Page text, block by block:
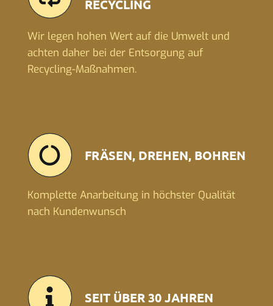
RECYCLING
Wir legen hohen Wert auf die Umwelt und
achten daher bei der Entsorgung auf
Recycling-Maßnahmen.
FRÄSEN, DREHEN, BOHREN
Komplette Anarbeitung in höchster Qualität
nach Kundenwunsch
SEIT ÜBER 30 JAHREN